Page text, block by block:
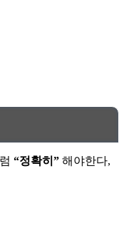
“정확히” 해야한다,